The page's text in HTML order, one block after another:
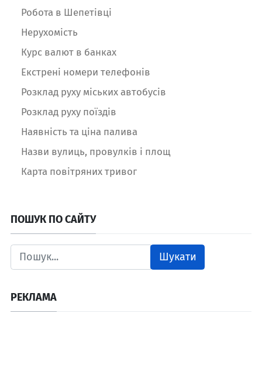
Робота в Шепетівці
Нерухомість
Курс валют в банках
Екстрені номери телефонів
Розклад руху міських автобусів
Розклад руху поїздів
Наявність та ціна палива
Назви вулиць, провулків і площ
Карта повітряних тривог
ПОШУК ПО САЙТУ
Шукати
РЕКЛАМА